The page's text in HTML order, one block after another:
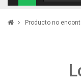
Producto no